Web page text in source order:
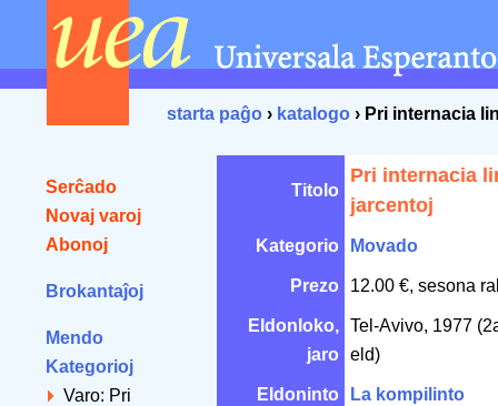
starta paĝo › katalogo › Pri internacia
Serĉado
Novaj varoj
Abonoj
Brokantaĵoj
Mendo
Kategorioj
Varo: Pri
Titolo
Pri internacia
jarcentoj
Kategorio Movado
Prezo 12.00 €, sesona
Eldonloko,
jaro
Tel-Avivo, 1977
eld)
Eldoninto La kompilinto